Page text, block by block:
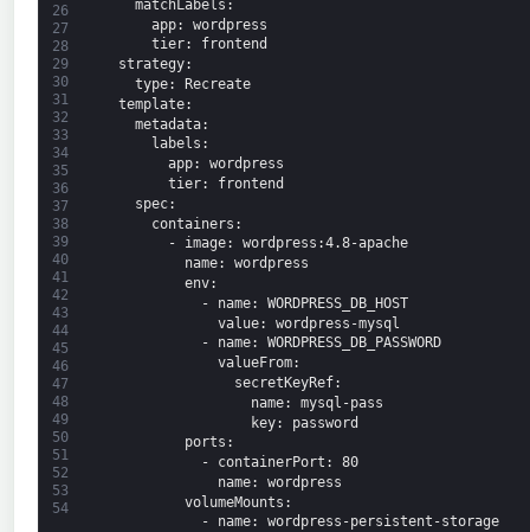
26
27
28
29
30
31
32
33
34
35
36
37
38
39
40
41
42
43
44
45
46
47
48
49
50
51
52
53
54
matchLabels :
app: wordpress
tier: frontend
strategy:
type: Recreate
template:
metadata:
labels :
app: wordpress
tier: frontend
spec:
containers :
-
image: wordpress :4.8-apache
name: wordpress
env:
-
name: WORDPRESS_DB_HOST
value: wordpress-mysql
-
name: WORDPRESS_DB_PASSWORD
valueFrom:
secretKeyRef:
name: mysql-pass
key: password
ports :
-
containerPort : 80
name: wordpress
volumeMounts :
-
name: wordpress-persistent-storage